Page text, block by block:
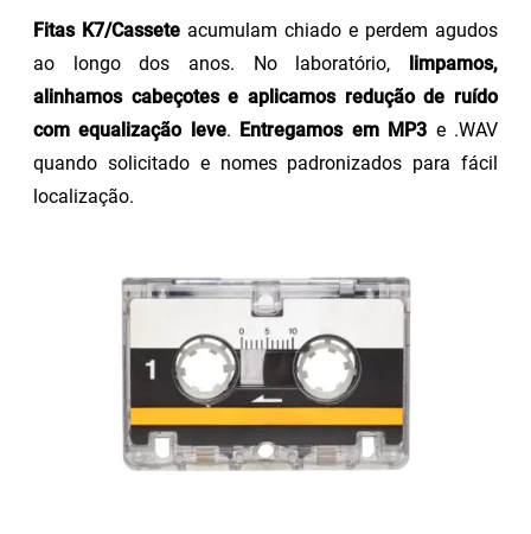
Fitas K7/Cassete acumulam chiado e perdem agudos
ao longo dos anos. No laboratório, limpamos,
alinhamos cabeçotes e aplicamos redução de ruído
com equalização leve. Entregamos em MP3 e .WAV
quando solicitado e nomes padronizados para fácil
localização.